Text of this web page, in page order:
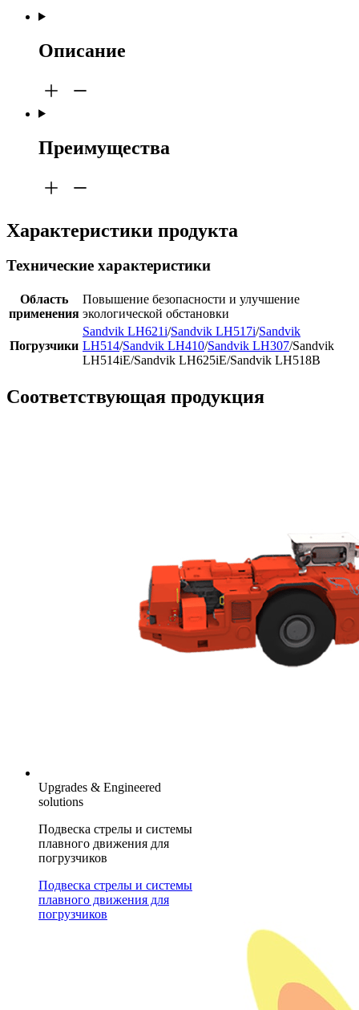
Описание
Преимущества
Характеристики продукта
Технические характеристики
Область
применения
Повышение безопасности и улучшение
экологической обстановки
Погрузчики
Sandvik LH621i/Sandvik LH517i/Sandvik
LH514/Sandvik LH410/Sandvik LH307/Sandvik
LH514iE/Sandvik LH625iE/Sandvik LH518B
Соответствующая продукция
Upgrades & Engineered
solutions
Подвеска стрелы и системы
плавного движения для
погрузчиков
Подвеска стрелы и системы
плавного движения для
погрузчиков